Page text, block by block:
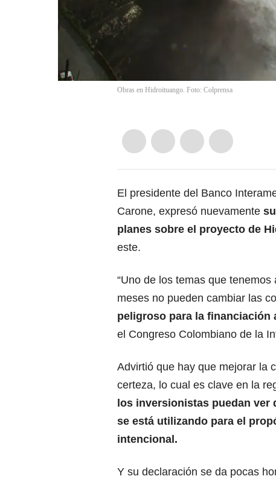
Obras en Hidroituango. Foto: Colprensa
El presidente del Banco
Carone, expresó nuevamente
planes sobre el proyecto de
este.
“Uno de los temas que
meses no pueden cambiar las
peligroso para la financiación
el Congreso Colombiano de la
Advirtió que hay que mejorar la
certeza, lo cual es clave en la
los inversionistas puedan ver
se está utilizando para el
intencional.
Y su declaración se da pocas